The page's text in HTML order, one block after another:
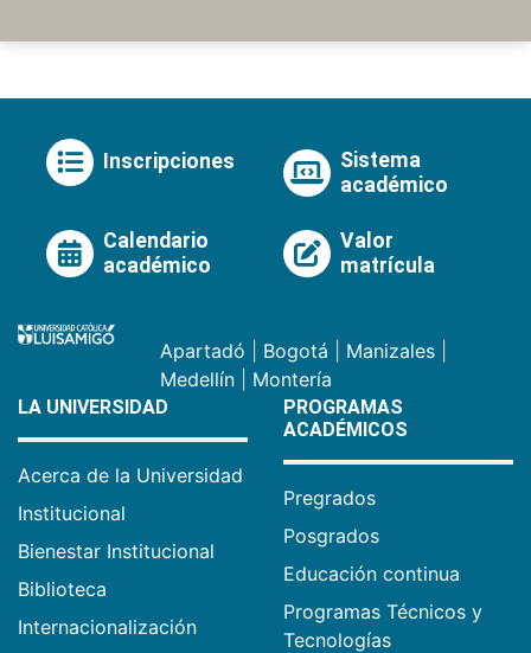
Inscripciones
Sistema
académico
Calendario
académico
Valor
matrícula
Apartadó Bogotá Manizales
Medellín
Montería
LA UNIVERSIDAD
Acerca de la Universidad
Institucional
Bienestar Institucional
Biblioteca
Internacionalización
PROGRAMAS
ACADÉMICOS
Pregrados
Posgrados
Educación continua
Programas Técnicos y
Tecnologías